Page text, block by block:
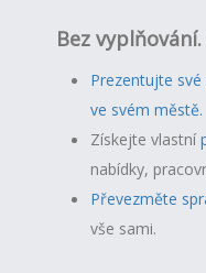
Bez
Prezentujte
ve svém městě.
Získejte vlastní
nabídky,
Převezměte
vše sami.